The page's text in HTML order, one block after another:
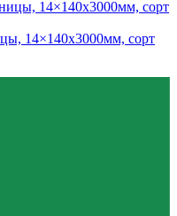
14×140x3000мм, сорт